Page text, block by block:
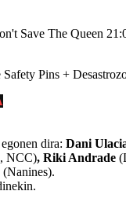
Save The Queen
Pins +
dira: Dani
NCC), Riki Andrade
(Nanines).